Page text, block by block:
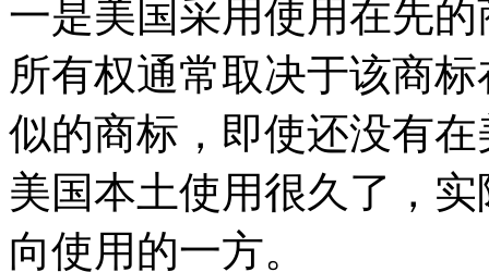
一是美国采用使用在先
所有权通常取决于该商
似的商标，即使还没有
美国本土使用很久了，
向使用的一方。